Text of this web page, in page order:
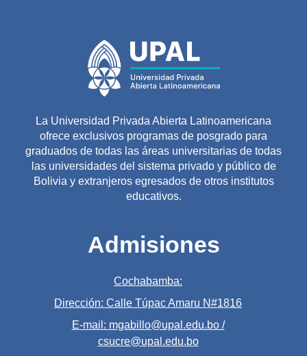
La Universidad Privada Abierta Latinoamericana
ofrece exclusivos programas de posgrado para
graduados de todas las áreas universitarias de todas
las universidades del sistema privado y público de
Bolivia y extranjeros egresados de otros institutos
educativos.
Admisiones
Cochabamba:
Dirección: Calle Túpac Amaru N#1816
E-mail: mgabillo@upal.edu.bo /
csucre@upal.edu.bo